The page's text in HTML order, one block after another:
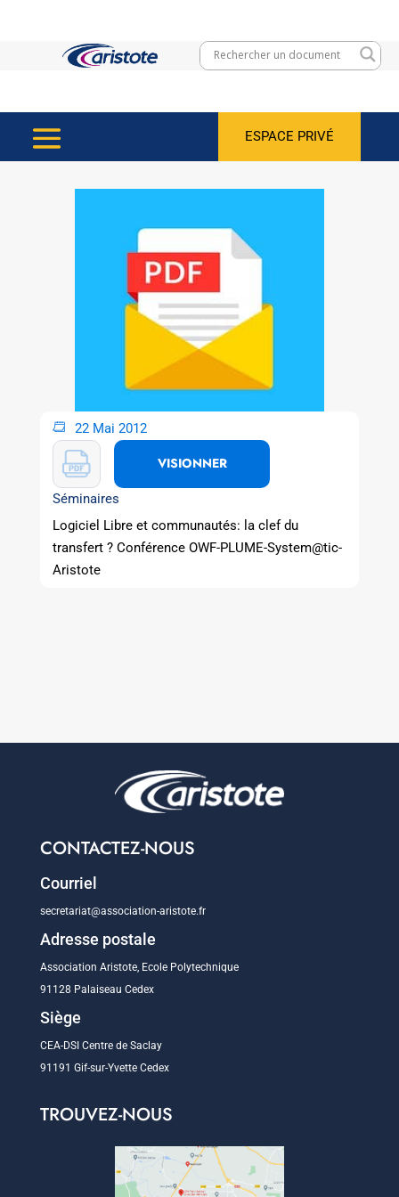
ESPACE PRIVÉ
22 Mai 2012
VISIONNER
Séminaires
Logiciel Libre et communautés: la clef du
transfert ? Conférence OWF-PLUME-System@tic-
Aristote
CONTACTEZ-NOUS
Courriel
secretariat@association-aristote.fr
Adresse postale
Association Aristote, Ecole Polytechnique
91128 Palaiseau Cedex
Siège
CEA-DSI Centre de Saclay
91191 Gif-sur-Yvette Cedex
TROUVEZ-NOUS